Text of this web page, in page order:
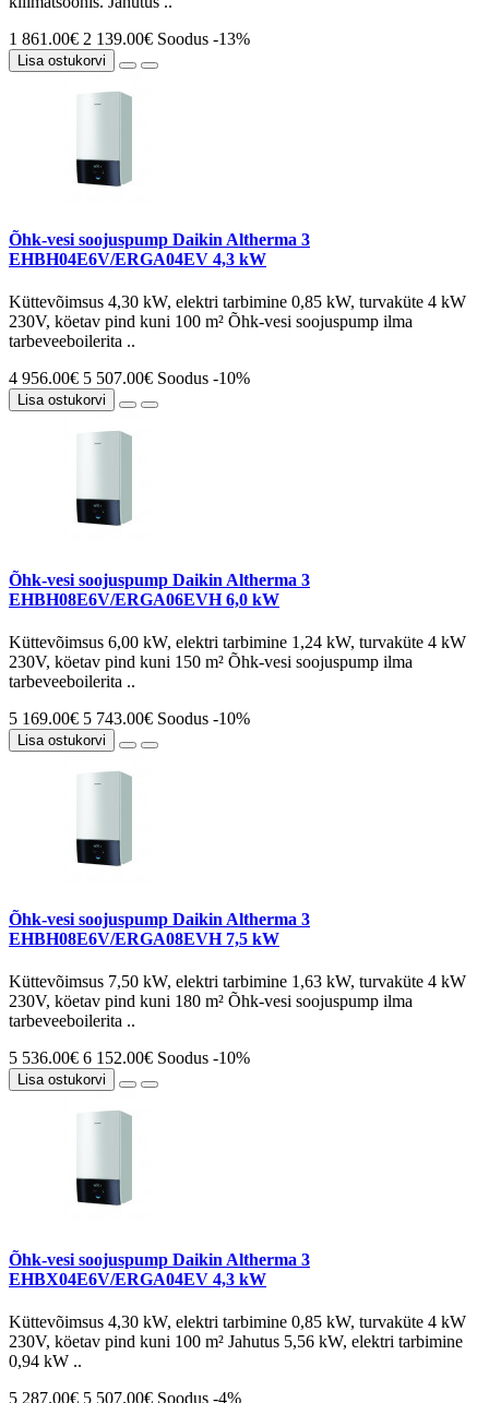
1 861.00€ 2 139.00€ Soodus -13%
Lisa ostukorvi
Õhk-vesi soojuspump Daikin Altherma 3
EHBH04E6V/ERGA04EV 4,3 kW
Küttevõimsus 4,30 kW, elektri tarbimine 0,85 kW, turvaküte 4 kW
230V, köetav pind kuni 100 m² Õhk-vesi soojuspump ilma
tarbeveeboilerita ..
4 956.00€ 5 507.00€ Soodus -10%
Lisa ostukorvi
Õhk-vesi soojuspump Daikin Altherma 3
EHBH08E6V/ERGA06EVH 6,0 kW
Küttevõimsus 6,00 kW, elektri tarbimine 1,24 kW, turvaküte 4 kW
230V, köetav pind kuni 150 m² Õhk-vesi soojuspump ilma
tarbeveeboilerita ..
5 169.00€ 5 743.00€ Soodus -10%
Lisa ostukorvi
Õhk-vesi soojuspump Daikin Altherma 3
EHBH08E6V/ERGA08EVH 7,5 kW
Küttevõimsus 7,50 kW, elektri tarbimine 1,63 kW, turvaküte 4 kW
230V, köetav pind kuni 180 m² Õhk-vesi soojuspump ilma
tarbeveeboilerita ..
5 536.00€ 6 152.00€ Soodus -10%
Lisa ostukorvi
Õhk-vesi soojuspump Daikin Altherma 3
EHBX04E6V/ERGA04EV 4,3 kW
Küttevõimsus 4,30 kW, elektri tarbimine 0,85 kW, turvaküte 4 kW
230V, köetav pind kuni 100 m² Jahutus 5,56 kW, elektri tarbimine
0,94 kW ..
5 287.00€ 5 507.00€ Soodus -4%